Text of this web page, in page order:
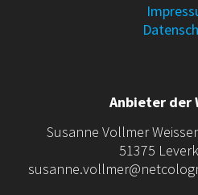
Anbieter der
Susanne Vollmer
51375